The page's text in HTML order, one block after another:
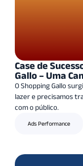
Case de
Gallo – Uma
O Shopping Gallo
lazer e precisamos
com o público.
Ads Performance